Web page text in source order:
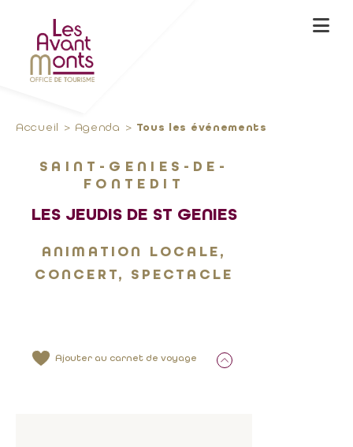
Accueil Agenda Tous les événements
SAINT-GENIES-DE-
FONTEDIT
LES JEUDIS DE ST GENIES
ANIMATION LOCALE,
CONCERT, SPECTACLE
Ajouter au carnet de voyage